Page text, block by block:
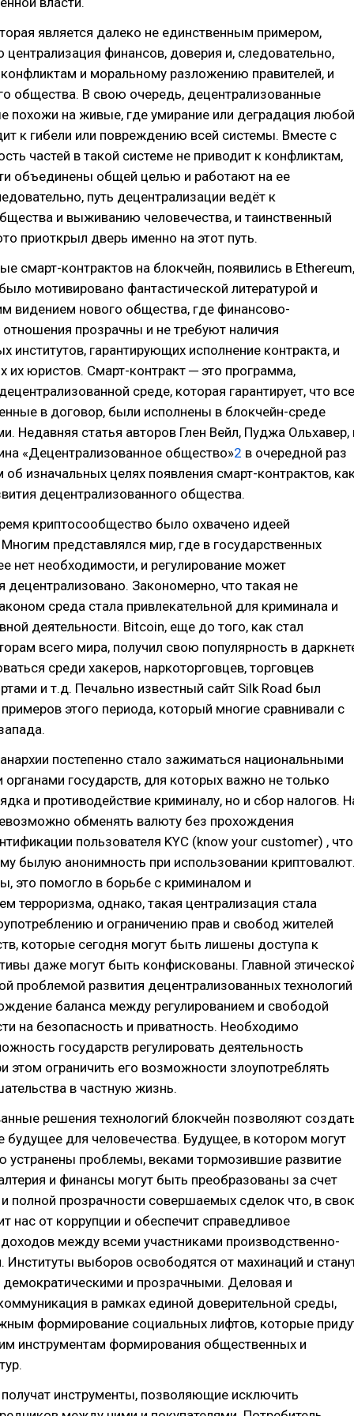
является далеко не единственным примером,
централизация финансов, доверия и, следовательно,
конфликтам и моральному разложению правителей, и
общества. В свою очередь, децентрализованные
похожи на живые, где умирание или деградация любой
к гибели или повреждению всей системы. Вместе с
частей в такой системе не приводит к конфликтам,
объединены общей целью и работают на ее
путь децентрализации ведёт к
и выживанию человечества, и таинственный
приоткрыл дверь именно на этот путь.
смарт-контрактов на блокчейн, появились в Ethereum,
мотивировано фантастической литературой и
видением нового общества, где финансово-
прозрачны и не требуют наличия
институтов, гарантирующих исполнение контракта, и
юристов. Смарт-контракт ─ это программа,
среде, которая гарантирует, что все
в договор, были исполнены в блокчейн-среде
Недавняя статья авторов Глен Вейл, Пуджа Ольхавер,
«Децентрализованное общество»2 в очередной раз
изначальных целях появления смарт-контрактов,
децентрализованного общества.
криптосообщество было охвачено идеей
представлялся мир, где в государственных
нет необходимости, и регулирование может
децентрализовано. Закономерно, что такая не
среда стала привлекательной для криминала и
деятельности. Bitcoin, еще до того, как стал
всего мира, получил свою популярность в
среди хакеров, наркоторговцев, торговцев
и т.д. Печально известный сайт Silk Road был
этого периода, который многие сравнивали с
постепенно стало зажиматься национальными
государств, для которых важно не только
и противодействие криминалу, но и сбор налогов.
обменять валюту без прохождения
пользователя KYC (know your customer) , что
былую анонимность при использовании
это помогло в борьбе с криминалом и
терроризма, однако, такая централизация стала
и ограничению прав и свобод жителей
которые сегодня могут быть лишены доступа к
даже могут быть конфискованы. Главной
проблемой развития децентрализованных технологий
баланса между регулированием и свободой
на безопасность и приватность. Необходимо
государств регулировать деятельность
этом ограничить его возможности злоупотреблять
в частную жизнь.
решения технологий блокчейн позволяют
будущее для человечества. Будущее, в котором могут
устранены проблемы, веками тормозившие развитие
и финансы могут быть преобразованы за счет
полной прозрачности совершаемых сделок что, в
нас от коррупции и обеспечит справедливое
между всеми участниками производственно-
Институты выборов освободятся от махинаций и
и прозрачными. Деловая и
в рамках единой доверительной среды,
формирование социальных лифтов, которые
инструментам формирования общественных и
инструменты, позволяющие исключить